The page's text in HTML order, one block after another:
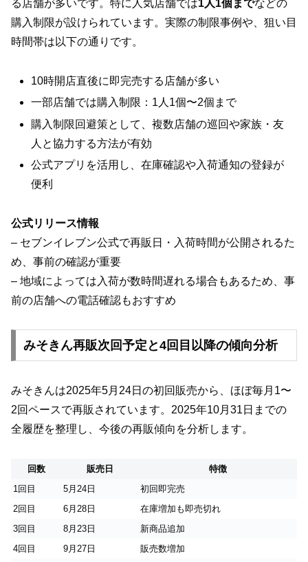
る店舗が多いです。特に人気店舗では1人1個までなどの
購入制限が設けられています。実際の制限事例や、狙い目
時間帯は以下の通りです。
10時開店直後に即完売する店舗が多い
一部店舗では購入制限：1人1個〜2個まで
購入制限回避策として、複数店舗の巡回や家族・友
人と協力する方法が有効
公式アプリを活用し、在庫確認や入荷通知の登録が
便利
公式リリース情報
– セブンイレブン公式で再販日・入荷時間が公開されるた
め、事前の確認が重要
– 地域によっては入荷が数時間遅れる場合もあるため、事
前の店舗への電話確認もおすすめ
みそきん再販次回予定と4回目以降の傾向分析
みそきんは2025年5月24日の初回販売から、ほぼ毎月1〜
2回ペースで再販されています。2025年10月31日までの
全履歴を整理し、今後の再販傾向を分析します。
回数 販売日
特徴
1回目
5月24日
初回即完売
2回目
6月28日
在庫増加も即売切れ
3回目
8月23日
新商品追加
4回目
9月27日
販売数増加